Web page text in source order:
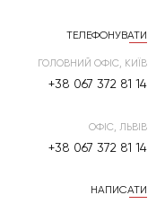
ТЕЛЕФОНУВАТИ
ГОЛОВНИЙ ОФІС, КИЇВ
+38 067 372 81 14
ОФІС, ЛЬВІВ
+38 067 372 81 14
НАПИСАТИ